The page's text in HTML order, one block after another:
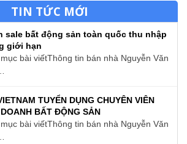
TIN TỨC MỚI
sale bất động sản toàn quốc thu nhập
giới hạn
bài viếtThông tin bán nhà Nguyễn Văn
TUYỂN DỤNG CHUYÊN VIÊN
BẤT ĐỘNG SẢN
bài viếtThông tin bán nhà Nguyễn Văn